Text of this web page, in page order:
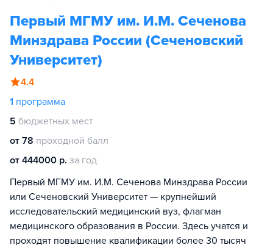
Первый МГМУ им. И.М. Сеченова
Минздрава России (Сеченовский
Университет)
4.4
1 программа
5 бюджетных мест
от 78 проходной балл
от 444000 р. за год
Первый МГМУ им. И.М. Сеченова Минздрава России
или Сеченовский Университет — крупнейший
исследовательский медицинский вуз, флагман
медицинского образования в России. Здесь учатся и
проходят повышение квалификации более 30 тысяч